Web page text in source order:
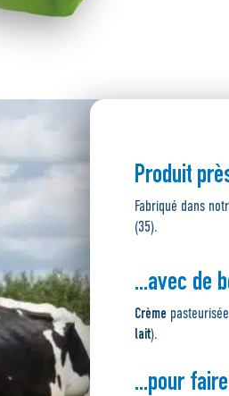
Produit
Fabriqué dans
(35).
...avec de
Crème
lait).
...pour